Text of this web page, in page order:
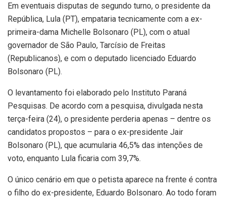
Em eventuais disputas de segundo turno, o presidente da
República, Lula (PT), empataria tecnicamente com a ex-
primeira-dama Michelle Bolsonaro (PL), com o atual
governador de São Paulo, Tarcísio de Freitas
(Republicanos), e com o deputado licenciado Eduardo
Bolsonaro (PL).
O levantamento foi elaborado pelo Instituto Paraná
Pesquisas. De acordo com a pesquisa, divulgada nesta
terça-feira (24), o presidente perderia apenas – dentre os
candidatos propostos – para o ex-presidente Jair
Bolsonaro (PL), que acumularia 46,5% das intenções de
voto, enquanto Lula ficaria com 39,7%.
O único cenário em que o petista aparece na frente é contra
o filho do ex-presidente, Eduardo Bolsonaro. Ao todo foram